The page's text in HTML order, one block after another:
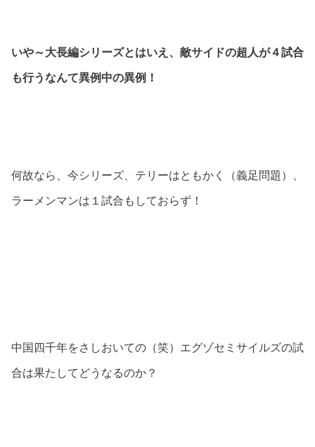
いや～大長編シリーズとはいえ、敵サイドの超人が４試合
も行うなんて異例中の異例！
何故なら、今シリーズ、テリーはともかく（義足問題）、
ラーメンマンは１試合もしておらず！
中国四千年をさしおいての（笑）エグゾセミサイルズの試
合は果たしてどうなるのか？